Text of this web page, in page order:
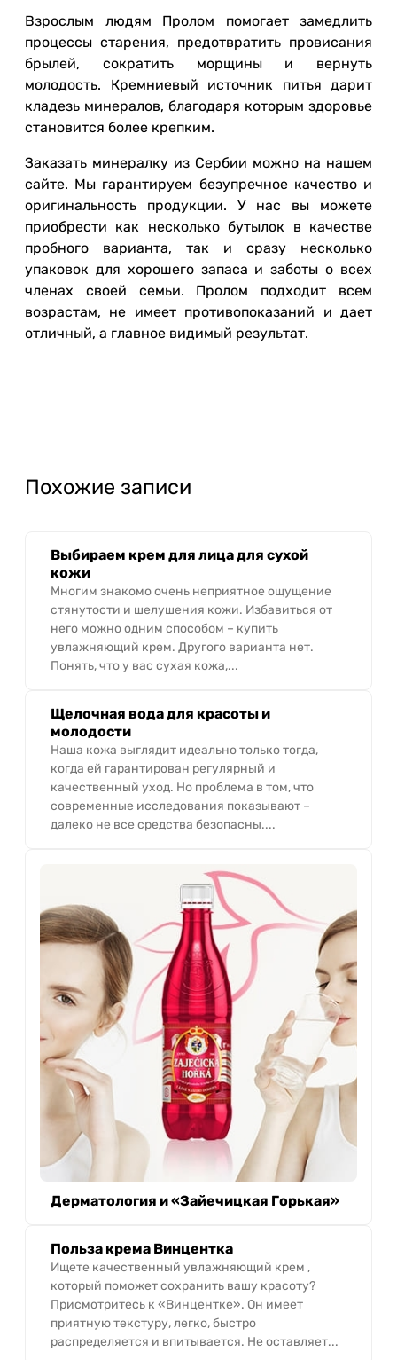
Взрослым людям Пролом помогает замедлить
процессы старения, предотвратить провисания
брылей, сократить морщины и вернуть
молодость. Кремниевый источник питья дарит
кладезь минералов, благодаря которым здоровье
становится более крепким.
Заказать минералку из Сербии можно на нашем
сайте. Мы гарантируем безупречное качество и
оригинальность продукции. У нас вы можете
приобрести как несколько бутылок в качестве
пробного варианта, так и сразу несколько
упаковок для хорошего запаса и заботы о всех
членах своей семьи. Пролом подходит всем
возрастам, не имеет противопоказаний и дает
отличный, а главное видимый результат.
Похожие записи
Выбираем крем для лица для сухой
кожи
Многим знакомо очень неприятное ощущение
стянутости и шелушения кожи. Избавиться от
него можно одним способом – купить
увлажняющий крем. Другого варианта нет.
Понять, что у вас сухая кожа,...
Щелочная вода для красоты и
молодости
Наша кожа выглядит идеально только тогда,
когда ей гарантирован регулярный и
качественный уход. Но проблема в том, что
современные исследования показывают –
далеко не все средства безопасны....
Дерматология и «Зайечицкая Горькая»
Польза крема Винцентка
Ищете качественный увлажняющий крем ,
который поможет сохранить вашу красоту?
Присмотритесь к «Винцентке». Он имеет
приятную текстуру, легко, быстро
распределяется и впитывается. Не оставляет...